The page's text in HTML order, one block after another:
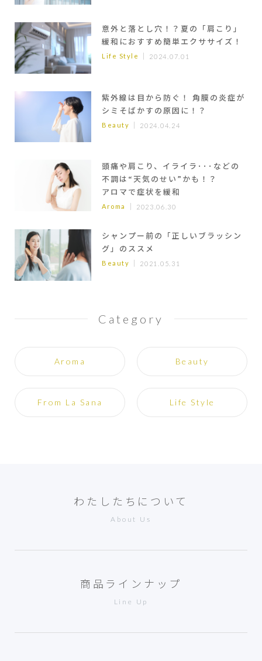
意外と落とし穴！？夏の「肩こり」
緩和におすすめ簡単エクササイズ！
Life Style 2024.07.01
紫外線は目から防ぐ！ 角膜の炎症が
シミそばかすの原因に！？
Beauty 2024.04.24
頭痛や肩こり、イライラ･･･などの
不調は“天気のせい”かも！？
アロマで症状を緩和
Aroma 2023.06.30
シャンプー前の「正しいブラッシン
グ」のススメ
Beauty 2021.05.31
Category
Aroma Beauty
From La Sana Life Style
わたしたちについて
About Us
商品ラインナップ
Line Up